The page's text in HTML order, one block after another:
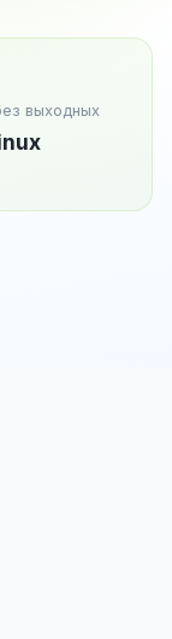
выходных